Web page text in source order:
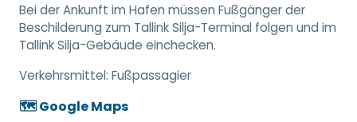
Bei der Ankunft im Hafen müssen Fußgänger der
Beschilderung zum Tallink Silja-Terminal folgen und im
Tallink Silja-Gebäude einchecken.
Verkehrsmittel: Fußpassagier
🗺️ Google Maps